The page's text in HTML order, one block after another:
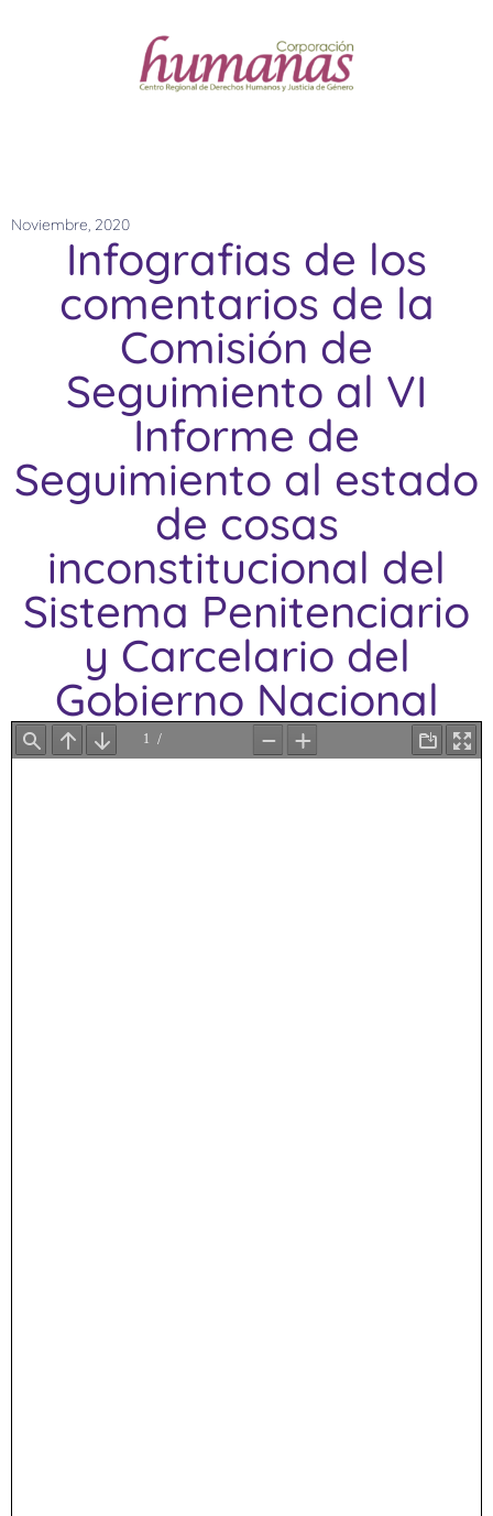
Noviembre, 2020
Infografias de los
comentarios de la
Comisión de
Seguimiento al VI
Informe de
Seguimiento al estado
de cosas
inconstitucional del
Sistema Penitenciario
y Carcelario del
Gobierno Nacional